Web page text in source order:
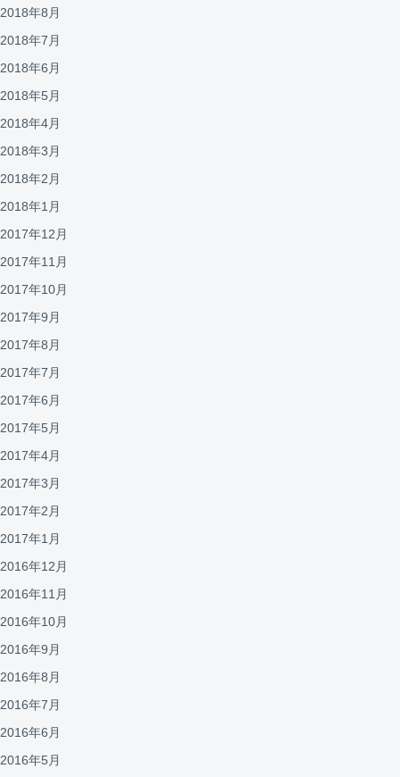
2018年8月
2018年7月
2018年6月
2018年5月
2018年4月
2018年3月
2018年2月
2018年1月
2017年12月
2017年11月
2017年10月
2017年9月
2017年8月
2017年7月
2017年6月
2017年5月
2017年4月
2017年3月
2017年2月
2017年1月
2016年12月
2016年11月
2016年10月
2016年9月
2016年8月
2016年7月
2016年6月
2016年5月